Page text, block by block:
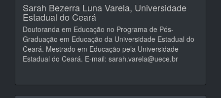
Sarah Bezerra Luna Varela, Universidade
Estadual do Ceará
Doutoranda em Educação no Programa de Pós-
Graduação em Educação da Universidade Estadual do
Ceará. Mestrado em Educação pela Universidade
Estadual do Ceará. E-mail: sarah.varela@uece.br